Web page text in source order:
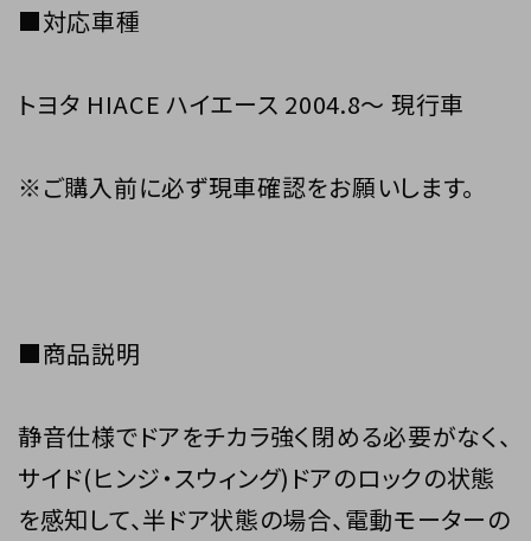
■対応車種
トヨタ HIACE ハイエース 2004.8～ 現行車
※ご購入前に必ず現車確認をお願いします。
■商品説明
静音仕様でドアをチカラ強く閉める必要がなく、
サイド(ヒンジ・スウィング)ドアのロックの状態
を感知して、半ドア状態の場合、電動モーターの